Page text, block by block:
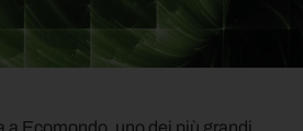
a Ecomondo, uno dei più grandi